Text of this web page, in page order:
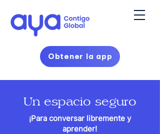
Obtener la app
Un espacio seguro
¡Para conversar libremente y
aprender!